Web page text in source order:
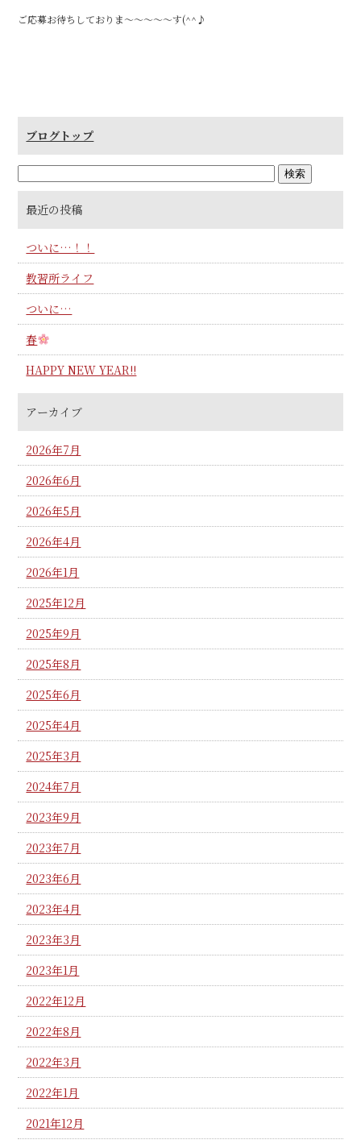
ご応募お待ちしておりま～～～～～す(^^♪
ブログトップ
最近の投稿
ついに…！！
教習所ライフ
ついに…
春
HAPPY NEW YEAR!!
アーカイブ
2026年7月
2026年6月
2026年5月
2026年4月
2026年1月
2025年12月
2025年9月
2025年8月
2025年6月
2025年4月
2025年3月
2024年7月
2023年9月
2023年7月
2023年6月
2023年4月
2023年3月
2023年1月
2022年12月
2022年8月
2022年3月
2022年1月
2021年12月